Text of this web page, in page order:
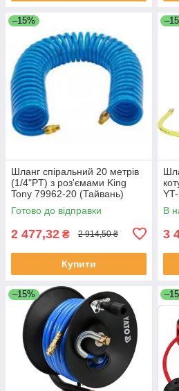
–15%
Шланг спіральний 20 метрів
(1/4"PT) з роз'ємами King
Tony 79962-20 (Тайвань)
Готово до відправки
2 477,32 ₴ 2 914,50 ₴
Купити
В
3
–15%